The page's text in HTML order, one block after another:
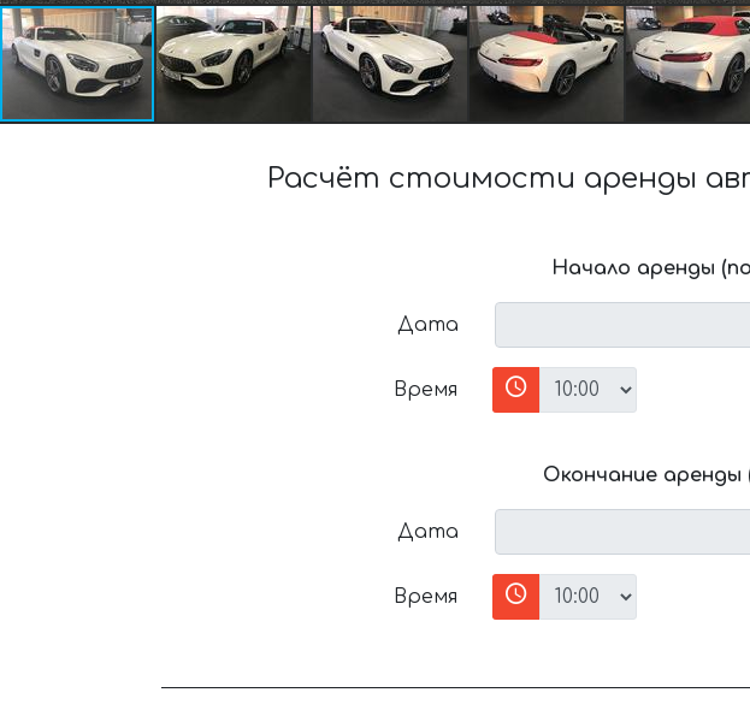
Расчёт стоимости аренды
Начало аренды
Дата
Время
Окончание аренды
Дата
Время